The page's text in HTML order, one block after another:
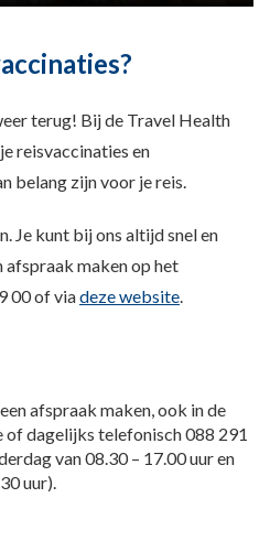
terug! Bij de Travel Health
reisvaccinaties en
belang zijn voor je reis.
Je kunt bij ons altijd snel en
maken op het
00 of viadeze website.
afspraak maken, ook in de
of dagelijks telefonisch 088 291
van 08.30 – 17.00 uur en
uur).